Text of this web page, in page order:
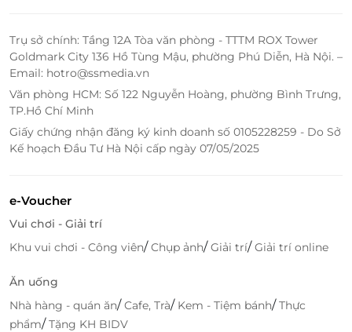
Trụ sở chính: Tầng 12A Tòa văn phòng - TTTM ROX Tower
Goldmark City 136 Hồ Tùng Mậu, phường Phú Diễn, Hà Nội. –
Email: hotro@ssmedia.vn
Văn phòng HCM: Số 122 Nguyễn Hoàng, phường Bình Trưng,
TP.Hồ Chí Minh
Giấy chứng nhận đăng ký kinh doanh số 0105228259 - Do Sở
Kế hoạch Đầu Tư Hà Nội cấp ngày 07/05/2025
e-Voucher
Vui chơi - Giải trí
Khu vui chơi - Công viên/Chụp ảnh/Giải trí/Giải trí online
Ăn uống
Nhà hàng - quán ăn/Cafe, Trà/ Kem - Tiệm bánh/Thực
phẩm/Tặng KH BIDV